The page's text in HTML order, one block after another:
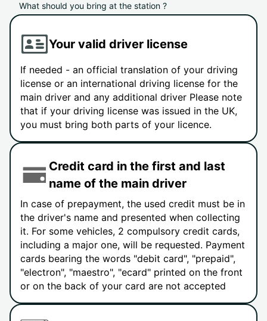
What should you bring at the station ?
Your valid driver license
If needed - an official translation of your driving
license or an international driving license for the
main driver and any additional driver Please note
that if your driving license was issued in the UK,
you must bring both parts of your licence.
Credit card in the first and last
name of the main driver
In case of prepayment, the used credit must be in
the driver's name and presented when collecting
it. For some vehicles, 2 compulsory credit cards,
including a major one, will be requested. Payment
cards bearing the words "debit card", "prepaid",
"electron", "maestro", "ecard" printed on the front
or on the back of your card are not accepted